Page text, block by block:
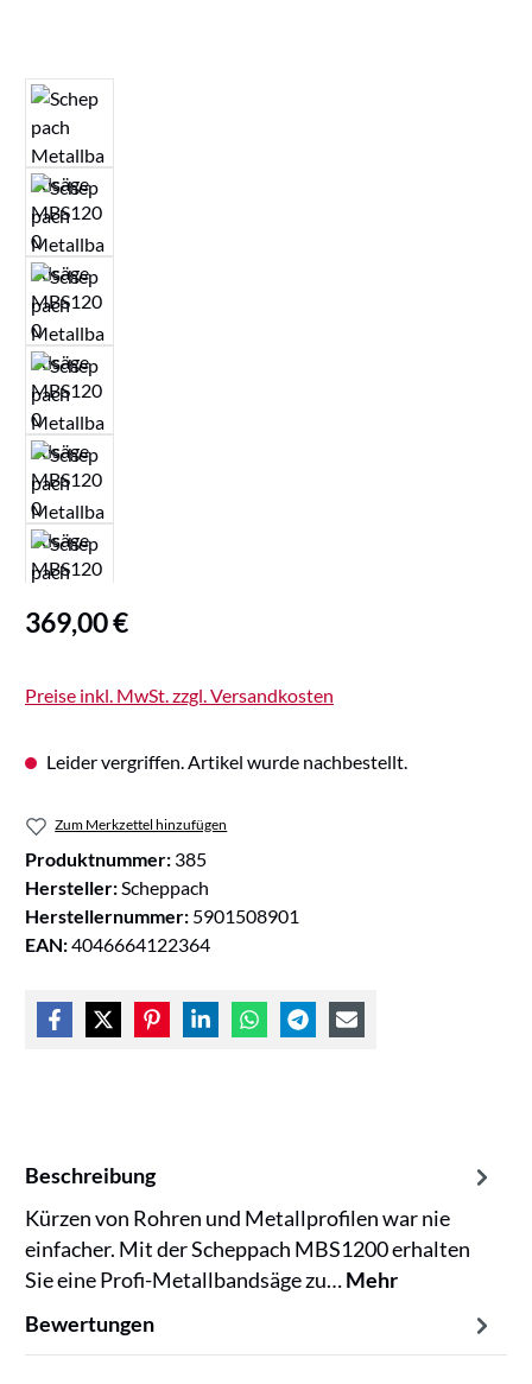
Regulärer Preis:
369,00 €
Preise inkl. MwSt. zzgl. Versandkosten
Leider vergriffen. Artikel wurde nachbestellt.
Zum Merkzettel hinzufügen
Produktnummer: 385
Hersteller: Scheppach
Herstellernummer: 5901508901
EAN:4046664122364
Beschreibung
Kürzen von Rohren und Metallprofilen war nie
einfacher. Mit der Scheppach MBS1200 erhalten
Sie eine Profi-Metallbandsäge zu…Mehr
Bewertungen